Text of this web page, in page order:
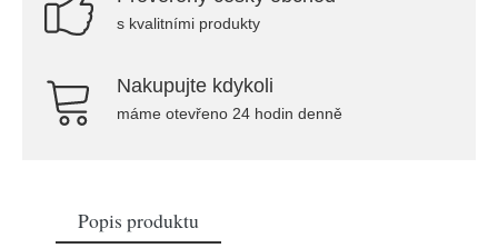
s kvalitními produkty
Nakupujte kdykoli
máme otevřeno 24 hodin denně
Popis produktu